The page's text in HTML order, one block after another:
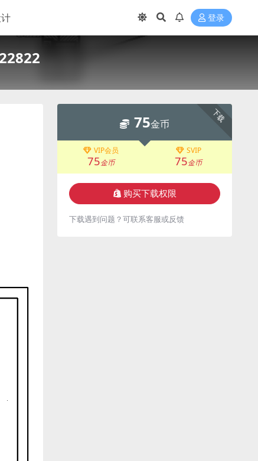
登录
下载
75金币
VIP会员
75金币
SVIP
75金币
购买下载权限
下载遇到问题？可联系客服或反馈